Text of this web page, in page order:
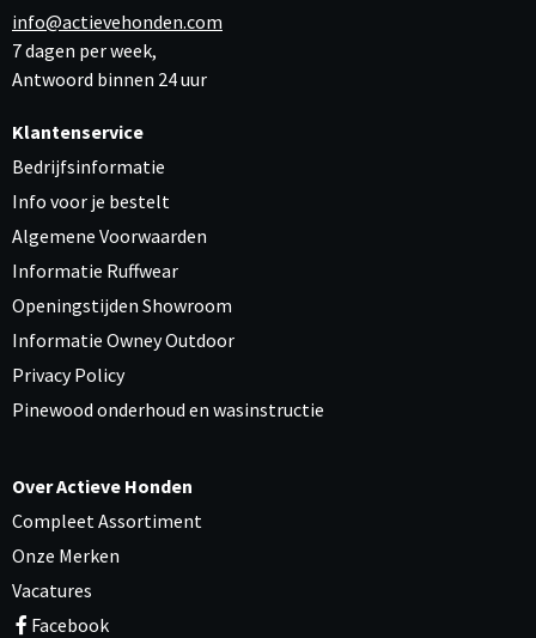
info@actievehonden.com
7 dagen per week,
Antwoord binnen 24 uur
Klantenservice
Bedrijfsinformatie
Info voor je bestelt
Algemene Voorwaarden
Informatie Ruffwear
Openingstijden Showroom
Informatie Owney Outdoor
Privacy Policy
Pinewood onderhoud en wasinstructie
Over Actieve Honden
Compleet Assortiment
Onze Merken
Vacatures
Facebook